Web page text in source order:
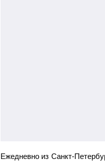
Ежедневно из Санкт-